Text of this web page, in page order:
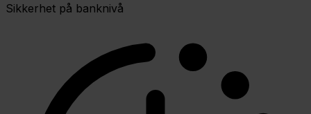
Sikkerhet på banknivå